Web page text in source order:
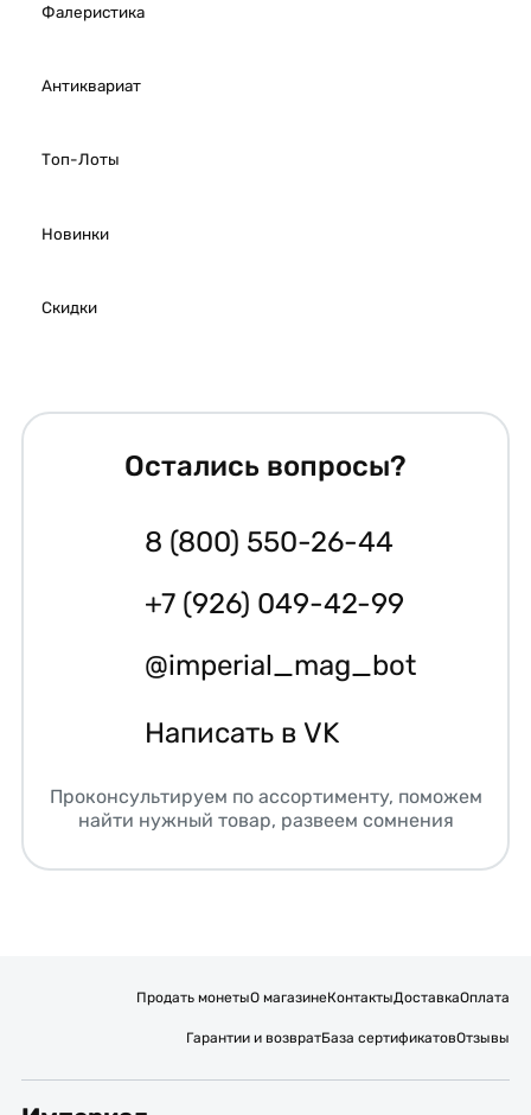
Фалеристика
Антиквариат
Топ-Лоты
Новинки
Скидки
Остались вопросы?
8 (800) 550-26-44
+7 (926) 049-42-99
@imperial_mag_bot
Написать в VK
Проконсультируем по ассортименту, поможем
найти нужный товар, развеем сомнения
Продать монетыО магазинеКонтактыДоставкаОплата
Гарантии и возвратБаза сертификатовОтзывы